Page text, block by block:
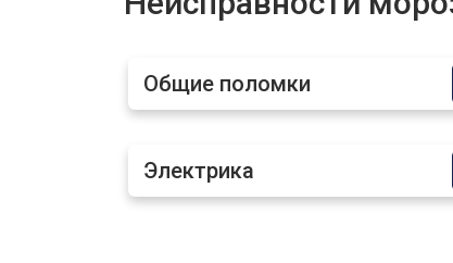
Замена шнура питания
Ремонт вентилятора
Общие поломки
Электрика